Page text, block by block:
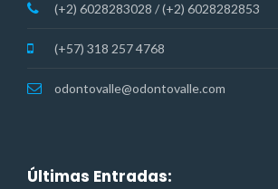
(+2) 6028283028 / (+2) 6028282853
(+57) 318 257 4768
odontovalle@odontovalle.com
Últimas Entradas: